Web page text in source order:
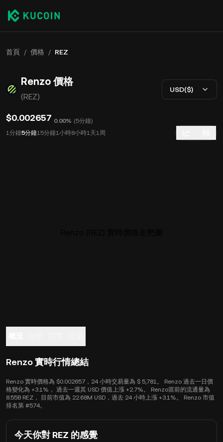
首頁 / 價格 / REZ
Renzo 價格
(REZ)
USD($)
$0.002657 0.00% (5分鐘)
1分鐘5分鐘15分鐘1小時8小時1天1周
Renzo 實時行情總結
Renzo 實時價格為 $0.002657，24 小時交易量為 $ 5,781。 Renzo 過去一日價
格變化為 +3.1%， 過去一週其 USD 價值上漲 +2.7%。 Renzo當前的流通量為
8.55B REZ， 目前市值為 22.68M USD，過去 24 小時上漲 +3.1%。 Renzo 市值
排名第 #574。
今天你對 REZ 的感覺